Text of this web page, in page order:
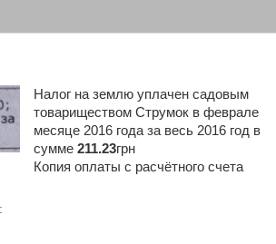
Налог на землю уплачен садовым
товариществом Струмок в феврале
месяце 2016 года за весь 2016 год в
сумме 211.23грн
Копия оплаты с расчётного счета